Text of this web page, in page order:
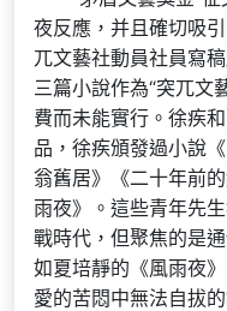
夜反應，并且確切吸
兀文藝社動員社員寫
三篇小說作為“突兀文
費而未能實行。徐疾
品，徐疾頒發過小說
翁舊居》《二十年前
雨夜》。這些青年先
戰時代，但聚焦的是
如夏培靜的《風雨夜
愛的苦悶中無法自拔